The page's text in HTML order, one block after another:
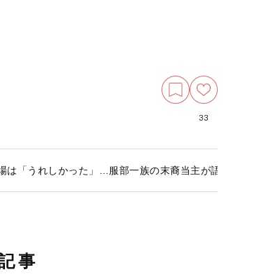
33
は「うれしかった」…服部一族の末裔当主が語る『どう
事